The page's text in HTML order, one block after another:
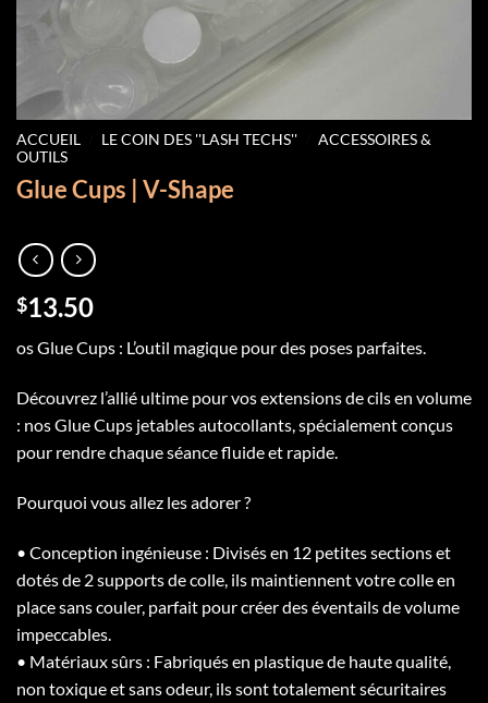
ACCUEIL LE COIN DES ''LASH TECHS''
ACCESSOIRES &
OUTILS
Glue Cups | V-Shape
$13.50
os Glue Cups : L’outil magique pour des poses parfaites.
Découvrez l’allié ultime pour vos extensions de cils en volume
: nos Glue Cups jetables autocollants, spécialement conçus
pour rendre chaque séance fluide et rapide.
Pourquoi vous allez les adorer ?
• Conception ingénieuse : Divisés en 12 petites sections et
dotés de 2 supports de colle, ils maintiennent votre colle en
place sans couler, parfait pour créer des éventails de volume
impeccables.
• Matériaux sûrs : Fabriqués en plastique de haute qualité,
non toxique et sans odeur, ils sont totalement sécuritaires